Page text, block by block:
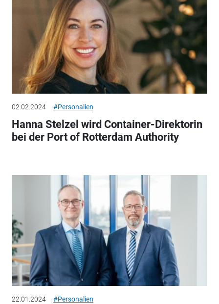
02.02.2024 #Personalien
Hanna Stelzel wird Container-Direktorin
bei der Port of Rotterdam Authority
22.01.2024 #Personalien